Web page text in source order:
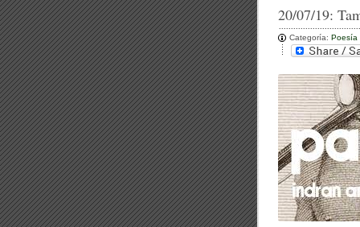
20/07/19:
Categoría: Poesía